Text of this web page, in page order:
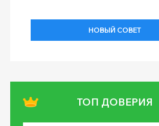
НОВЫЙ СОВЕТ
ТОП ДОВЕРИЯ